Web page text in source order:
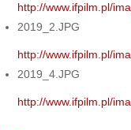
http://www.ifpilm.pl/
2019_2.JPG
http://www.ifpilm.pl/
2019_4.JPG
http://www.ifpilm.pl/